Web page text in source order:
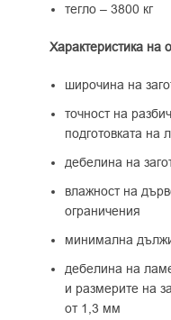
тегло – 3800 кг
Характеристика на
широчина на
точност на
подготовката на
дебелина на
влажност на
ограничения
минимална
дебелина на
и размерите на
от 1,3 мм